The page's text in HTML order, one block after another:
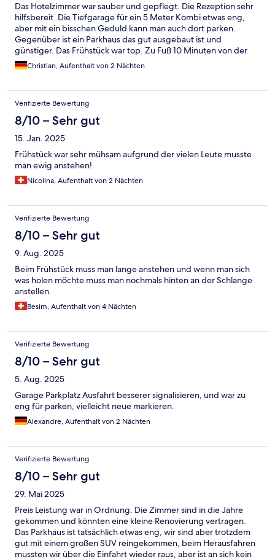
Das Hotelzimmer war sauber und gepflegt. Die Rezeption sehr
hilfsbereit. Die Tiefgarage für ein 5 Meter Kombi etwas eng,
aber mit ein bisschen Geduld kann man auch dort parken.
Gegenüber ist ein Parkhaus das gut ausgebaut ist und
günstiger. Das Frühstück war top. Zu Fuß 10 Minuten von der
nächsten Hop On Bushaltestelle entfernt. Alles in allem ein sehr
gutes Hotel.
Christian, Aufenthalt von 2 Nächten
Verifizierte Bewertung
8/10 – Sehr gut
15. Jan. 2025
Frühstück war sehr mühsam aufgrund der vielen Leute musste
man ewig anstehen!
Nicolina, Aufenthalt von 2 Nächten
Verifizierte Bewertung
8/10 – Sehr gut
9. Aug. 2025
Beim Frühstück muss man lange anstehen und wenn man sich
was holen möchte muss man nochmals hinten an der Schlange
anstellen.
Besim, Aufenthalt von 4 Nächten
Verifizierte Bewertung
8/10 – Sehr gut
5. Aug. 2025
Garage Parkplatz Ausfahrt besserer signalisieren, und war zu
eng für parken, vielleicht neue markieren.
Alexandre, Aufenthalt von 2 Nächten
Verifizierte Bewertung
8/10 – Sehr gut
29. Mai 2025
Preis Leistung war in Ordnung. Die Zimmer sind in die Jahre
gekommen und könnten eine kleine Renovierung vertragen.
Das Parkhaus ist tatsächlich etwas eng, wir sind aber trotzdem
gut mit einem großen SUV reingekommen, beim Herausfahren
mussten wir über die Einfahrt wieder raus, aber ist an sich kein